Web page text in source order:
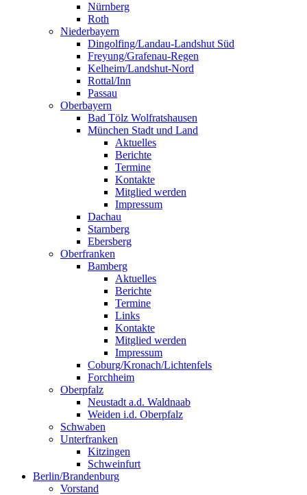
Nürnberg
Roth
Niederbayern
Dingolfing/Landau-Landshut Süd
Freyung/Grafenau-Regen
Kelheim/Landshut-Nord
Rottal/Inn
Passau
Oberbayern
Bad Tölz Wolfratshausen
München Stadt und Land
Aktuelles
Berichte
Termine
Kontakte
Mitglied werden
Impressum
Dachau
Starnberg
Ebersberg
Oberfranken
Bamberg
Aktuelles
Berichte
Termine
Links
Kontakte
Mitglied werden
Impressum
Coburg/Kronach/Lichtenfels
Forchheim
Oberpfalz
Neustadt a.d. Waldnaab
Weiden i.d. Oberpfalz
Schwaben
Unterfranken
Kitzingen
Schweinfurt
Berlin/Brandenburg
Vorstand